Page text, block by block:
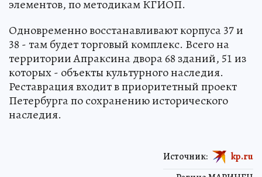
элементов, по методикам КГИОП.
Одновременно восстанавливают корпуса 37 и
38 - там будет торговый комплекс. Всего на
территории Апраксина двора 68 зданий, 51 из
которых - объекты культурного наследия.
Реставрация входит в приоритетный проект
Петербурга по сохранению исторического
наследия.
Источник: kp.ru